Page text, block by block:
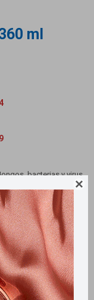

ml
bacterias y virus.